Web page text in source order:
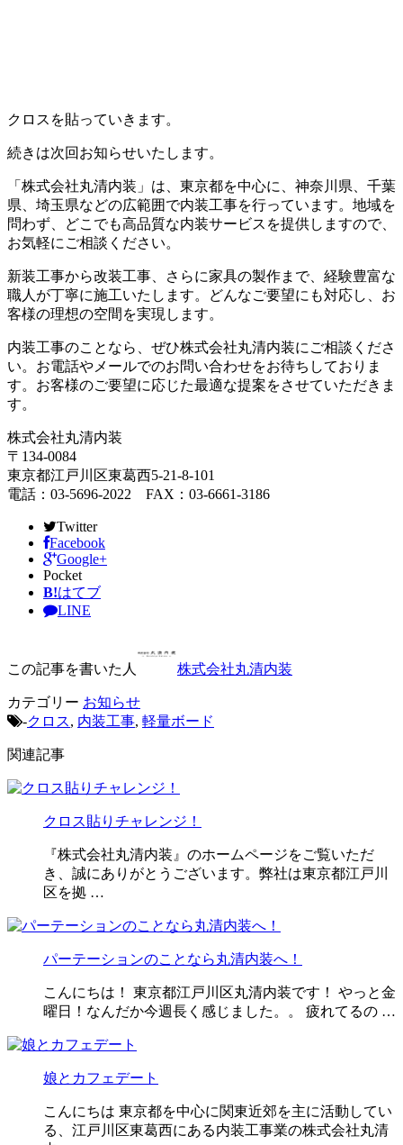
クロスを貼っていきます。
続きは次回お知らせいたします。
「株式会社丸清内装」は、東京都を中心に、神奈川県、千葉
県、埼玉県などの広範囲で内装工事を行っています。地域を
問わず、どこでも高品質な内装サービスを提供しますので、
お気軽にご相談ください。
新装工事から改装工事、さらに家具の製作まで、経験豊富な
職人が丁寧に施工いたします。どんなご要望にも対応し、お
客様の理想の空間を実現します。
内装工事のことなら、ぜひ株式会社丸清内装にご相談くださ
い。お電話やメールでのお問い合わせをお待ちしておりま
す。お客様のご要望に応じた最適な提案をさせていただきま
す。
株式会社丸清内装
〒134-0084
東京都江戸川区東葛西5-21-8-101
電話：03-5696-2022 FAX：03-6661-3186
Twitter
Facebook
Google+
Pocket
B!はてブ
LINE
この記事を書いた人 株式会社丸清内装
カテゴリー お知らせ
-クロス, 内装工事, 軽量ボード
関連記事
クロス貼りチャレンジ！
『株式会社丸清内装』のホームページをご覧いただ
き、誠にありがとうございます。弊社は東京都江戸川
区を拠 …
パーテーションのことなら丸清内装へ！
こんにちは！ 東京都江戸川区丸清内装です！ やっと金
曜日！なんだか今週長く感じました。。 疲れてるの …
娘とカフェデート
こんにちは 東京都を中心に関東近郊を主に活動してい
る、江戸川区東葛西にある内装工事業の株式会社丸清